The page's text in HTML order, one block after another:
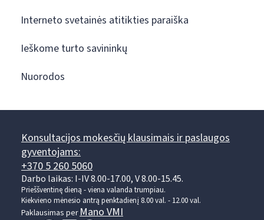
Interneto svetainės atitikties paraiška
Ieškome turto savininkų
Nuorodos
Konsultacijos mokesčių klausimais ir paslaugos
gyventojams:
+370 5 260 5060
Darbo laikas: I-IV 8.00-17.00, V 8.00-15.45.
Prieššventinę dieną - viena valanda trumpiau.
Kiekvieno mėnesio antrą penktadienį 8.00 val. - 12.00 val.
Paklausimas perMano VMI